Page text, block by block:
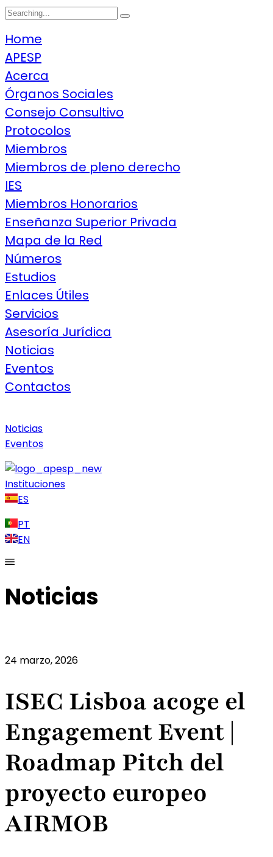
Search
Home
APESP
Acerca
Órganos Sociales
Consejo Consultivo
Protocolos
Miembros
Miembros de pleno derecho
IES
Miembros Honorarios
Enseñanza Superior Privada
Mapa de la Red
Números
Estudios
Enlaces Útiles
Servicios
Asesoría Jurídica
Noticias
Eventos
Contactos
Noticias
Eventos
Instituciones
ES
PT
EN
Noticias
24 marzo, 2026
ISEC Lisboa acoge el
Engagement Event |
Roadmap Pitch del
proyecto europeo
AIRMOB